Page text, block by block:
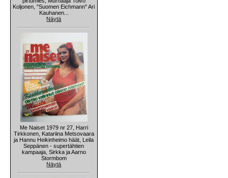
Koljonen, "Suomen Eichmann" Ari
Kauhanen...
Näytä
Me Naiset 1979 nr 27, Harri
Tirkkonen, Katariina Metsovaara
ja Hannu Heikinheimo häät, Leila
Seppänen - supertähtien
kampaaja, Sirkka ja Aarno
Stormbom
Näytä